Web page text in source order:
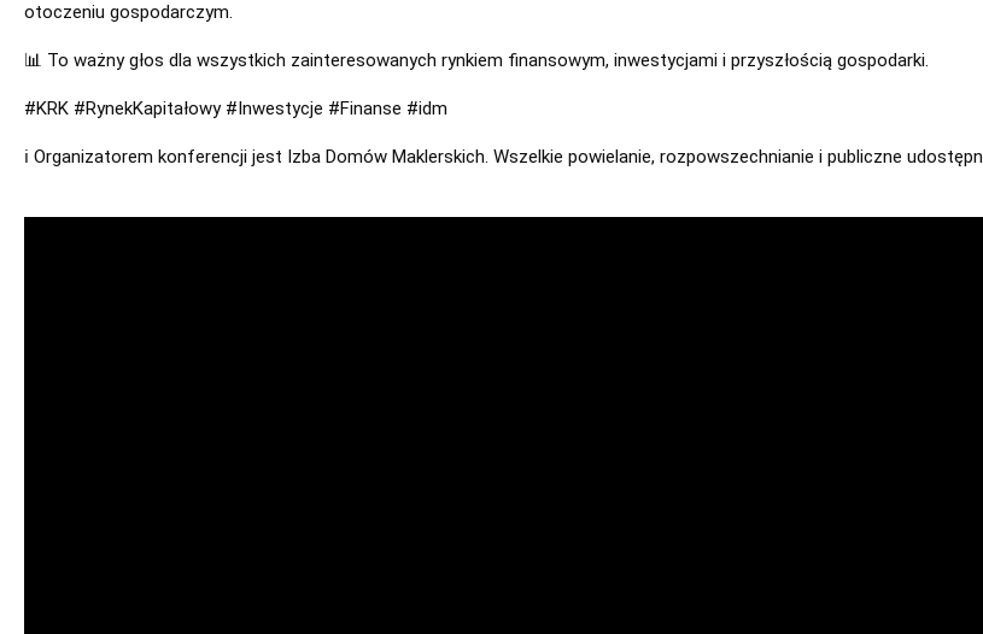
otoczeniu gospodarczym.
📊 To ważny głos dla wszystkich zainteresowanych rynkiem finansowym, inwestycjami i przyszłością gospodarki.
#KRK #RynekKapitałowy #Inwestycje #Finanse #idm
ℹ️ Organizatorem konferencji jest Izba Domów Maklerskich. Wszelkie powielanie, rozpowszechnianie i publiczne